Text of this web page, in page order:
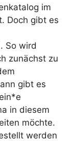
im
Doch gibt es
So wird
zunächst zu
gibt es
in diesem
möchte.
werden